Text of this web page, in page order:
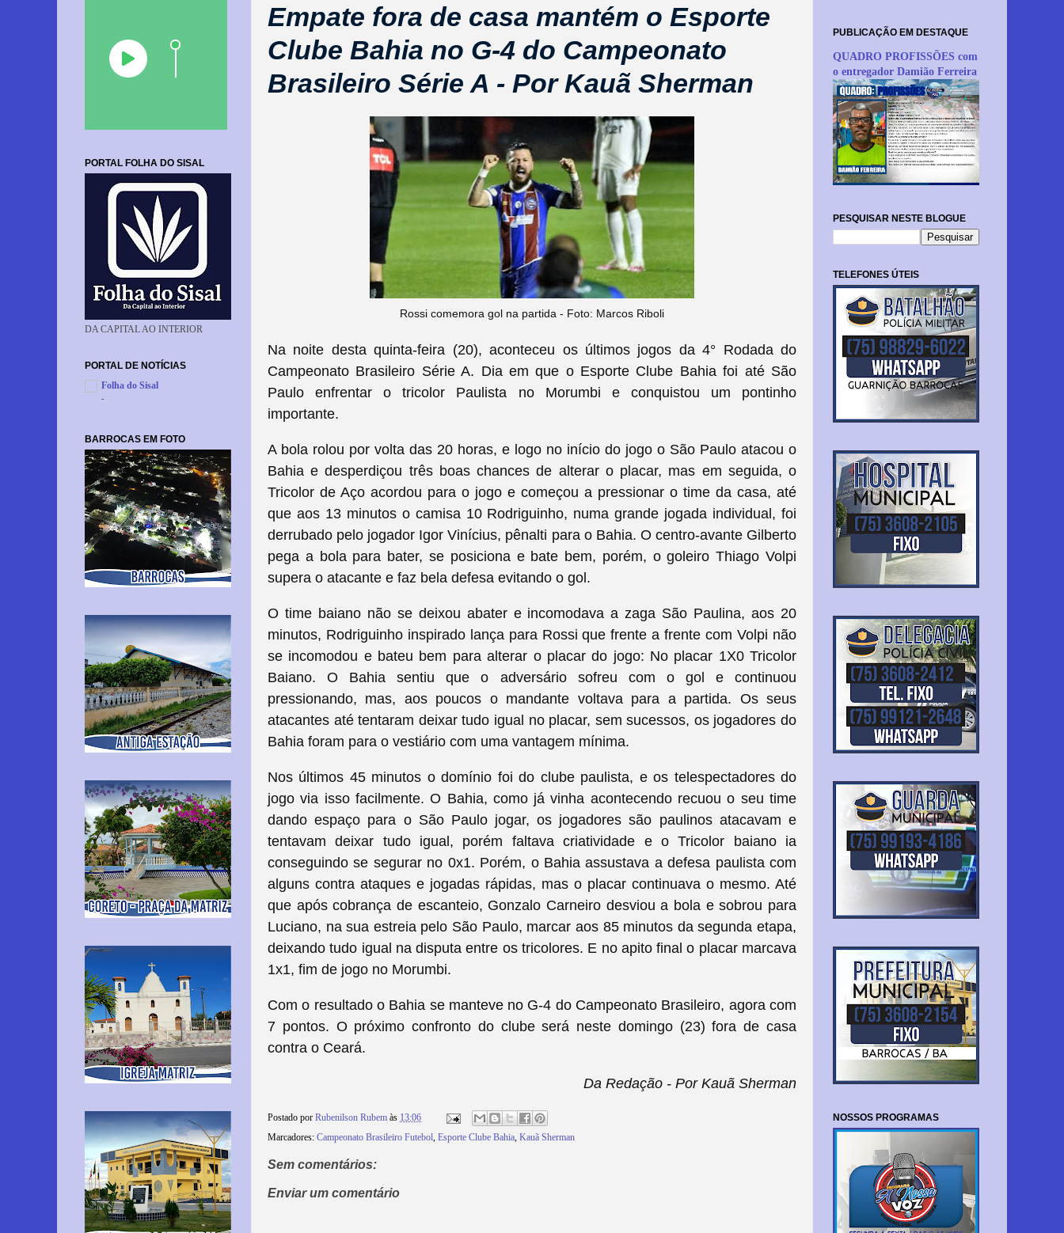
Empate fora de casa mantém o Esporte
Clube Bahia no G-4 do Campeonato
Brasileiro Série A - Por Kauã Sherman
Rossi comemora gol na partida - Foto: Marcos Riboli
Na noite desta quinta-feira (20), aconteceu os últimos jogos da 4° Rodada do
Campeonato Brasileiro Série A. Dia em que o Esporte Clube Bahia foi até São
Paulo enfrentar o tricolor Paulista no Morumbi e conquistou um pontinho
importante.
A bola rolou por volta das 20 horas, e logo no início do jogo o São Paulo atacou o
Bahia e desperdiçou três boas chances de alterar o placar, mas em seguida, o
Tricolor de Aço acordou para o jogo e começou a pressionar o time da casa, até
que aos 13 minutos o camisa 10 Rodriguinho, numa grande jogada individual, foi
derrubado pelo jogador Igor Vinícius, pênalti para o Bahia. O centro-avante Gilberto
pega a bola para bater, se posiciona e bate bem, porém, o goleiro Thiago Volpi
supera o atacante e faz bela defesa evitando o gol.
O time baiano não se deixou abater e incomodava a zaga São Paulina, aos 20
minutos, Rodriguinho inspirado lança para Rossi que frente a frente com Volpi não
se incomodou e bateu bem para alterar o placar do jogo: No placar 1X0 Tricolor
Baiano.O Bahia sentiu que o adversário sofreu com o gol e continuou
pressionando, mas, aos poucos o mandante voltava para a partida. Os seus
atacantes até tentaram deixar tudo igual no placar, sem sucessos, os jogadores do
Bahia foram para o vestiário com uma vantagem mínima.
Nos últimos 45 minutos o domínio foi do clube paulista, e os telespectadores do
jogo via isso facilmente. O Bahia, como já vinha acontecendo recuou o seu time
dando espaço para o São Paulo jogar, os jogadores são paulinos atacavam e
tentavam deixar tudo igual, porém faltava criatividade e o Tricolor baiano ia
conseguindo se segurar no 0x1. Porém, o Bahia assustava a defesa paulista com
alguns contra ataques e jogadas rápidas, mas o placar continuava o mesmo. Até
que após cobrança de escanteio, Gonzalo Carneiro desviou a bola e sobrou para
Luciano, na sua estreia pelo São Paulo, marcar aos 85 minutos da segunda etapa,
deixando tudo igual na disputa entre os tricolores. E no apito final o placar marcava
1x1, fim de jogo no Morumbi.
Com o resultado o Bahia se manteve no G-4 do Campeonato Brasileiro, agora com
7 pontos. O próximo confronto do clube será neste domingo (23) fora de casa
contra o Ceará.
Da Redação - Por Kauã Sherman
Postado por Rubenilson Rubem às 13:06
Marcadores: Campeonato Brasileiro Futebol, Esporte Clube Bahia, Kauã Sherman
Sem comentários:
Enviar um comentário
PORTAL FOLHA DO SISAL
DA CAPITAL AO INTERIOR
PORTAL DE NOTÍCIAS
Folha do Sisal
-
BARROCAS EM FOTO
PUBLICAÇÃO EM DESTAQUE
QUADRO PROFISSÕES com
o entregador Damião Ferreira
PESQUISAR NESTE BLOGUE
TELEFONES ÚTEIS
NOSSOS PROGRAMAS